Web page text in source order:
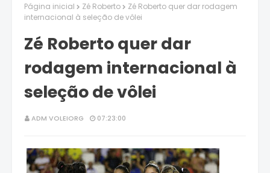
Página inicial Zé Roberto
Zé Roberto quer dar rodagem
internacional à seleção de vôlei
Zé Roberto quer dar
rodagem internacional à
seleção de vôlei
ADM VOLEIORG 07:23:00